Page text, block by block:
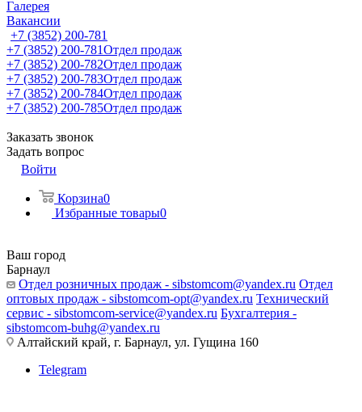
Галерея
Вакансии
+7 (3852) 200-781
+7 (3852) 200-781Отдел продаж
+7 (3852) 200-782Отдел продаж
+7 (3852) 200-783Отдел продаж
+7 (3852) 200-784Отдел продаж
+7 (3852) 200-785Отдел продаж
Заказать звонок
Задать вопрос
Войти
Корзина0
Избранные товары0
Ваш город
Барнаул
Отдел розничных продаж - sibstomcom@yandex.ru Отдел
оптовых продаж - sibstomcom-opt@yandex.ru Технический
сервис - sibstomcom-service@yandex.ru Бухгалтерия -
sibstomcom-buhg@yandex.ru
Алтайский край, г. Барнаул, ул. Гущина 160
Telegram